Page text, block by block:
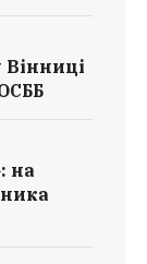
Вінниці
на